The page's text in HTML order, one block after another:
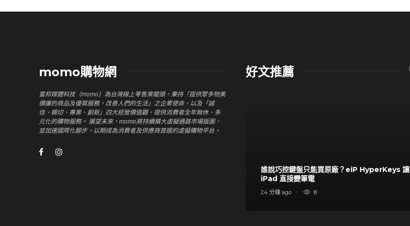
momo購物網
富邦媒體科技（momo）為台灣線上零售業龍頭，秉持「提供眾多物美
價廉的商品及優質服務，改善人們的生活」之企業使命，以及「誠
信、親切、專業、創新」四大經營價值觀，提供消費者全年無休、多
元化的購物服務。 展望未來，momo將持續擴大虛擬通路市場版圖，
並加速國際化腳步，以期成為消費者及供應商首選的虛擬購物平台。
好文推薦
誰說巧控鍵盤只能買原廠？eiP HyperKeys 讓
iPad 直接變筆電
24 分鐘 ago 8